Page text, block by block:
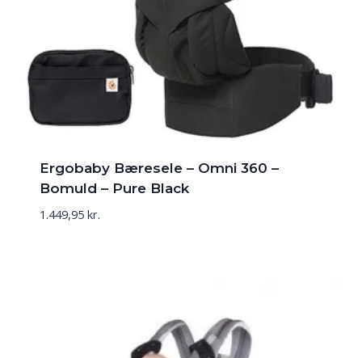
Ergobaby Bæresele – Omni 360 –
Bomuld – Pure Black
1.449,95 kr.